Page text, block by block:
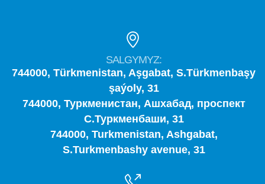
SALGYMYZ:
744000, Türkmenistan, Aşgabat, S.Türkmenbaşy
şaýoly, 31
744000, Туркменистан, Ашхабад, проспект
С.Туркменбаши, 31
744000, Turkmenistan, Ashgabat,
S.Turkmenbashy avenue, 31